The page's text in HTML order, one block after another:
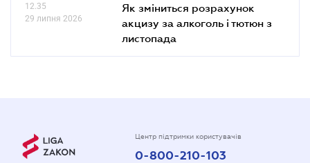
12.35
29 липня 2026
Як зміниться розрахунок
акцизу за алкоголь і тютюн з
листопада
Центр підтримки користувачів
0-800-210-103